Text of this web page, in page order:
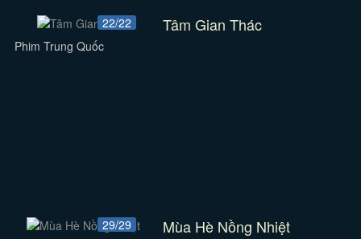
22/22 Tâm Gian Thác
Phim Trung Quốc
29/29 Mùa Hè Nồng Nhiệt